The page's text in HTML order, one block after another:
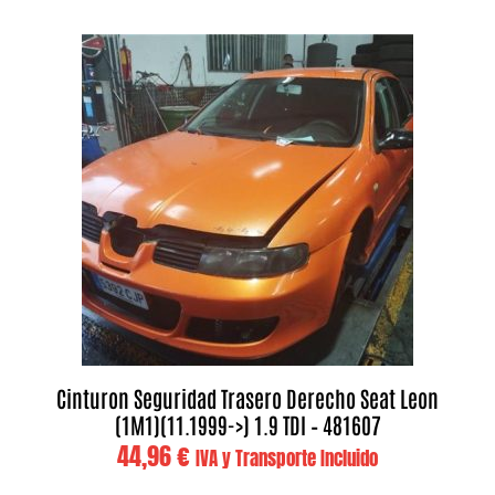
Cinturon Seguridad Trasero Derecho Seat Leon
(1M1)(11.1999->) 1.9 TDI – 481607
44,96€ IVA y Transporte Incluido